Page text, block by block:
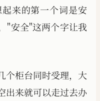
来的第一个词是安
"安全"这两个字让我
个柜台同时受理，大
出来就可以走过去办